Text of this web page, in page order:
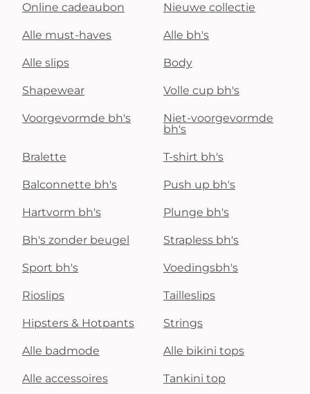
Online cadeaubon Nieuwe collectie
Alle must-haves Alle bh's
Alle slips Body
Shapewear Volle cup bh's
Voorgevormde bh's
Niet-voorgevormde
bh's
Bralette T-shirt bh's
Balconnette bh's Push up bh's
Hartvorm bh's Plunge bh's
Bh's zonder beugel Strapless bh's
Sport bh's Voedingsbh's
Rioslips Tailleslips
Hipsters & Hotpants Strings
Alle badmode Alle bikini tops
Alle accessoires Tankini top